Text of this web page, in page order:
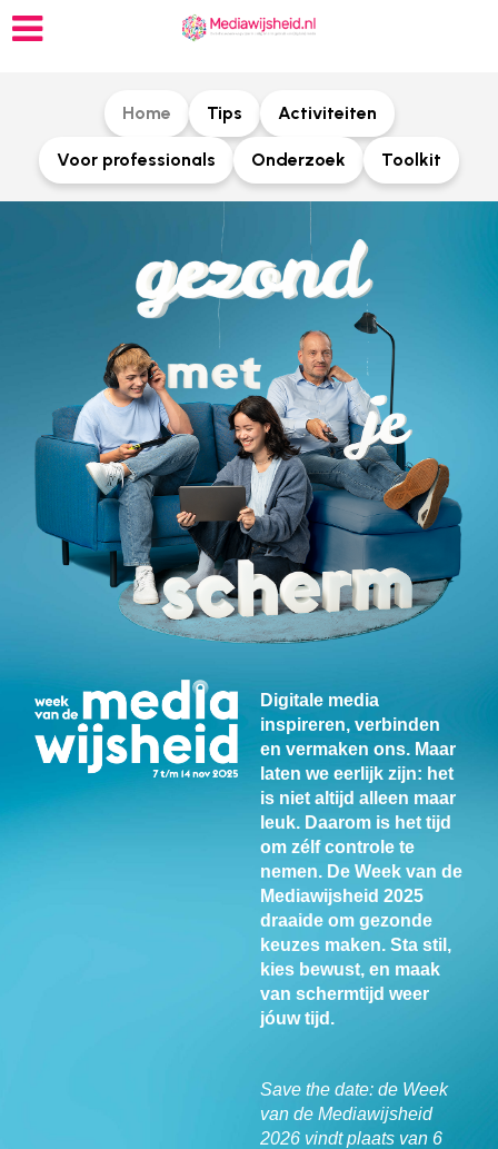
Home Tips Activiteiten
Voor professionals Onderzoek Toolkit
Digitale media
inspireren, verbinden
en vermaken ons. Maar
laten we eerlijk zijn: het
is niet altijd alleen maar
leuk. Daarom is het tijd
om zélf controle te
nemen. De Week van de
Mediawijsheid 2025
draaide om gezonde
keuzes maken. Sta stil,
kies bewust, en maak
van schermtijd weer
jóuw tijd.
Save the date: de Week
van de Mediawijsheid
2026 vindt plaats van 6